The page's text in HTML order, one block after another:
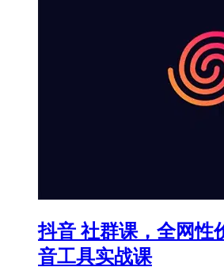
抖音 社群课，全网性
音工具实战课